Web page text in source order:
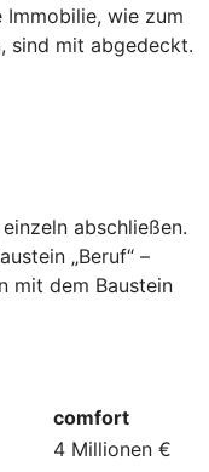
Immobilie, wie zum
sind mit abgedeckt.
abschließen.
„Beruf“ –
mit dem Baustein
comfort
4 Millionen €